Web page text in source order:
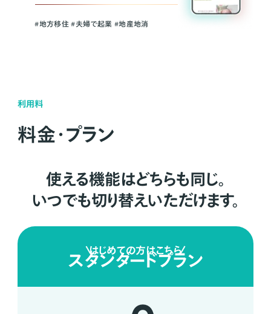
#地方移住 #夫婦で起業 #地産地消
利用料
料金・プラン
使える機能はどちらも同じ。
いつでも切り替えいただけます。
はじめての方はこちら
スタンダードプラン